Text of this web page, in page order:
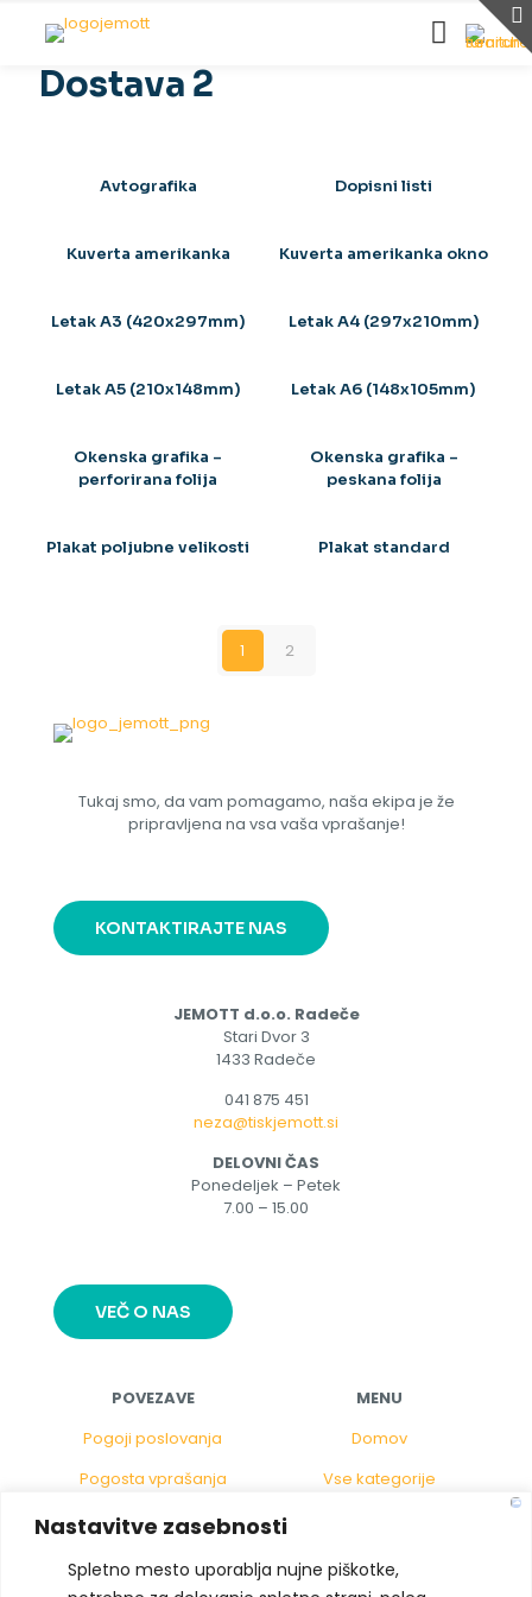
Nastavitve zasebnosti
Spletno mesto uporablja nujne piškotke,
Dostava 2
Avtografika Dopisni listi
Kuverta amerikanka Kuverta amerikanka okno
Letak A3 (420x297mm) Letak A4 (297x210mm)
Letak A5 (210x148mm) Letak A6 (148x105mm)
Okenska grafika –
perforirana folija
Okenska grafika –
peskana folija
Plakat poljubne velikosti Plakat standard
1 2
Tukaj smo, da vam pomagamo, naša ekipa je že
pripravljena na vsa vaša vprašanje!
KONTAKTIRAJTE NAS
JEMOTT d.o.o. Radeče
Stari Dvor 3
1433 Radeče
041 875 451
neza@tiskjemott.si
DELOVNI ČAS
Ponedeljek – Petek
7.00 – 15.00
VEČ O NAS
POVEZAVE
Pogoji poslovanja
Pogosta vprašanja
Politika piškotkov
Pravno obvestilo
MENU
Domov
Vse kategorije
Za pisarno